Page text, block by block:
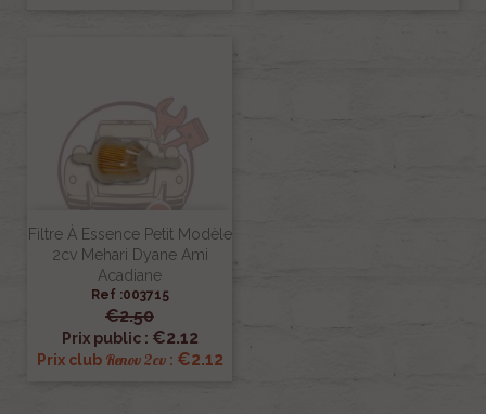
Filtre À Essence Petit Modèle
2cv Mehari Dyane Ami
Acadiane
Ref :003715
€2.50
Prix public : €2.12
Prix club Renov 2cv: €2.12